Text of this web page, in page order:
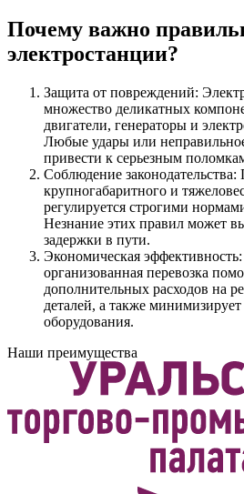
Почему важно
электростанции?
Защита от повреждений:
множество деликатных
двигатели, генераторы и
Любые удары или
привести к серьезным
Соблюдение законодательства:
крупногабаритного и
регулируется строгими
Незнание этих правил может
задержки в пути.
Экономическая
организованная перевозка
дополнительных расходов на
деталей, а также
оборудования.
Наши преимущества